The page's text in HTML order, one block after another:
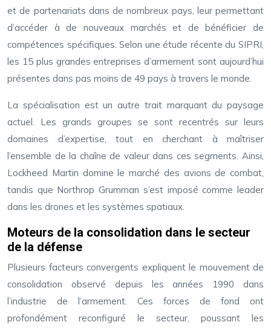
et de partenariats dans de nombreux pays, leur permettant
d’accéder à de nouveaux marchés et de bénéficier de
compétences spécifiques. Selon une étude récente du SIPRI,
les 15 plus grandes entreprises d’armement sont aujourd’hui
présentes dans pas moins de 49 pays à travers le monde.
La spécialisation est un autre trait marquant du paysage
actuel. Les grands groupes se sont recentrés sur leurs
domaines d’expertise, tout en cherchant à maîtriser
l’ensemble de la chaîne de valeur dans ces segments. Ainsi,
Lockheed Martin domine le marché des avions de combat,
tandis que Northrop Grumman s’est imposé comme leader
dans les drones et les systèmes spatiaux.
Moteurs de la consolidation dans le secteur
de la défense
Plusieurs facteurs convergents expliquent le mouvement de
consolidation observé depuis les années 1990 dans
l’industrie de l’armement. Ces forces de fond ont
profondément reconfiguré le secteur, poussant les